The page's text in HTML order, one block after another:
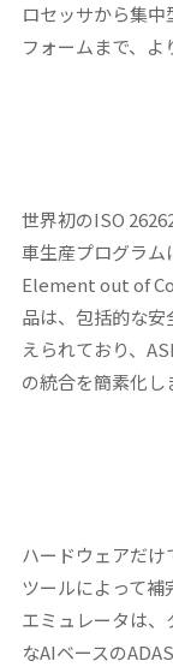
ロセッサから集
フォームまで、よ
世界初のISO
車生産プログラ
Element out of
品は、包括的な
えられており、
の統合を簡素化し
ハードウェアだ
ツールによって補
エミュレータは
なAIベースの